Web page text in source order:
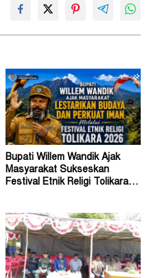
Bupati Willem Wandik Ajak
Masyarakat Sukseskan
Festival Etnik Religi Tolikara